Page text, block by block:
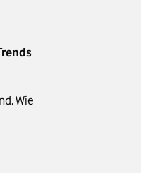
Wie